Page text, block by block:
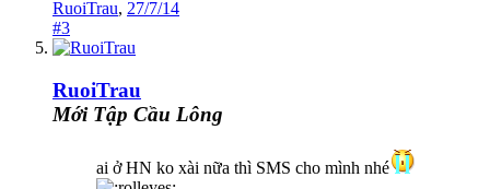
RuoiTrau, 27/7/14
#3
RuoiTrau
Mới Tập Cầu Lông
ai ở HN ko xài nữa thì SMS cho mình nhé